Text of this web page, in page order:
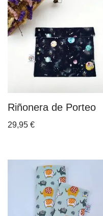
Riñonera de Porteo
29,95 €